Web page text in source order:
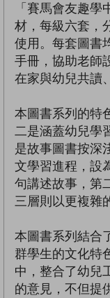
「賽馬會友趣
材，每級六套，
使用。每套圖書
手冊，協助老師
在家與幼兒共讀
本圖書系列的特
二是涵蓋幼兒學
是故事圖書按深
文學習進程，設
句講述故事，第
三層則以更複雜
本圖書系列結合
群學生的文化特
中，整合了幼兒
的意見，不但提